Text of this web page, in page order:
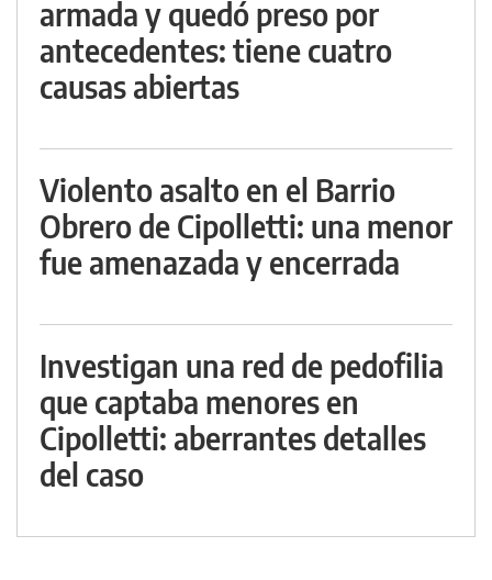
armada y quedó preso por
antecedentes: tiene cuatro
causas abiertas
Violento asalto en el Barrio
Obrero de Cipolletti: una menor
fue amenazada y encerrada
Investigan una red de pedofilia
que captaba menores en
Cipolletti: aberrantes detalles
del caso